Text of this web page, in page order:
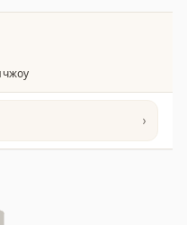
плечо, клатчи и
эффектом,
и ПВХ с
разных объёмов и
›